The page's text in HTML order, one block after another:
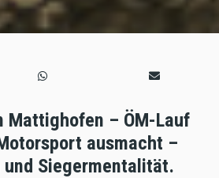
Mattighofen – ÖM-Lauf
ausmacht –
und Siegermentalität.